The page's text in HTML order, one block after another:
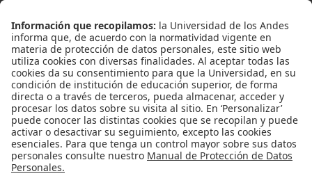
Universidad de los Andes | Vigilada MinEducación. Reconocimiento como
Universidad: Decreto 1297 del 30 de mayo de 1964.
Reconocimiento personería jurídica: Resolución 28 del 23 de febrero de
1949 MinJusticia.
Con el apoyo de